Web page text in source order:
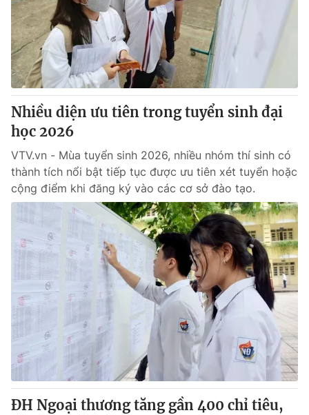
Nhiều diện ưu tiên trong tuyển sinh đại
học 2026
VTV.vn - Mùa tuyển sinh 2026, nhiều nhóm thí sinh có
thành tích nổi bật tiếp tục được ưu tiên xét tuyển hoặc
cộng điểm khi đăng ký vào các cơ sở đào tạo.
ĐH Ngoại thương tăng gần 400 chỉ tiêu,